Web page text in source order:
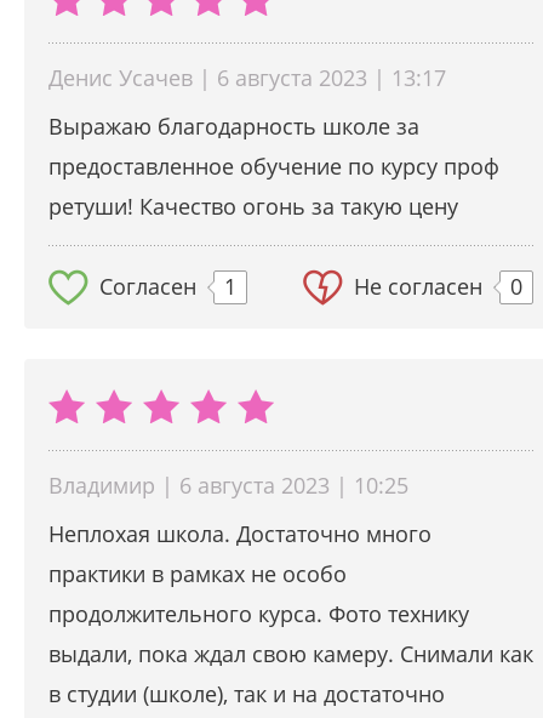
Денис Усачев | 6 августа 2023 | 13:17
Выражаю благодарность школе за
предоставленное обучение по курсу проф
ретуши! Качество огонь за такую цену
Согласен 1 Не согласен 0
Владимир | 6 августа 2023 | 10:25
Неплохая школа. Достаточно много
практики в рамках не особо
продолжительного курса. Фото технику
выдали, пока ждал свою камеру. Снимали как
в студии (школе), так и на достаточно